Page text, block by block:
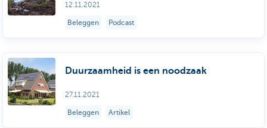
12.11.2021
Beleggen Podcast
Duurzaamheid is een noodzaak
27.11.2021
Beleggen Artikel